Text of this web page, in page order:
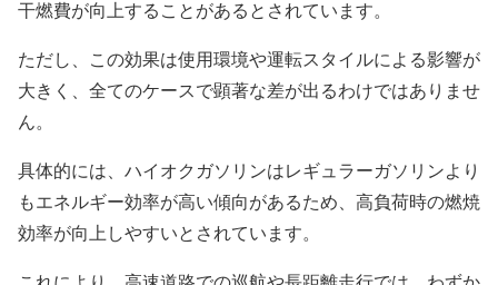
干燃費が向上することがあるとされています。
ただし、この効果は使用環境や運転スタイルによる影響が
大きく、全てのケースで顕著な差が出るわけではありませ
ん。
具体的には、ハイオクガソリンはレギュラーガソリンより
もエネルギー効率が高い傾向があるため、高負荷時の燃焼
効率が向上しやすいとされています。